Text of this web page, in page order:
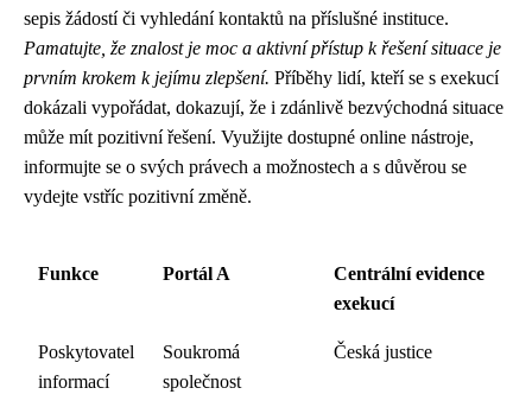
sepis žádostí či vyhledání kontaktů na příslušné instituce.
Pamatujte, že znalost je moc a aktivní přístup k řešení situace je
prvním krokem k jejímu zlepšení. Příběhy lidí, kteří se s exekucí
dokázali vypořádat, dokazují, že i zdánlivě bezvýchodná situace
může mít pozitivní řešení. Využijte dostupné online nástroje,
informujte se o svých právech a možnostech a s důvěrou se
vydejte vstříc pozitivní změně.
Funkce Portál A
Centrální evidence
exekucí
Poskytovatel
informací
Soukromá
společnost
Česká justice